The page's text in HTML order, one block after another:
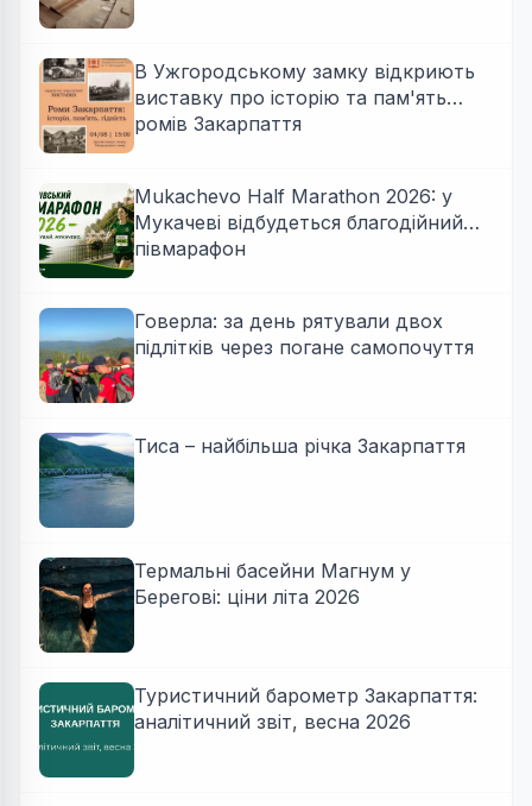
В Ужгородському замку відкриють
виставку про історію та пам'ять
ромів Закарпаття
Mukachevo Half Marathon 2026: у
Мукачеві відбудеться благодійний
півмарафон
Говерла: за день рятували двох
підлітків через погане самопочуття
Тиса – найбільша річка Закарпаття
Термальні басейни Магнум у
Берегові: ціни літа 2026
Туристичний барометр Закарпаття:
аналітичний звіт, весна 2026